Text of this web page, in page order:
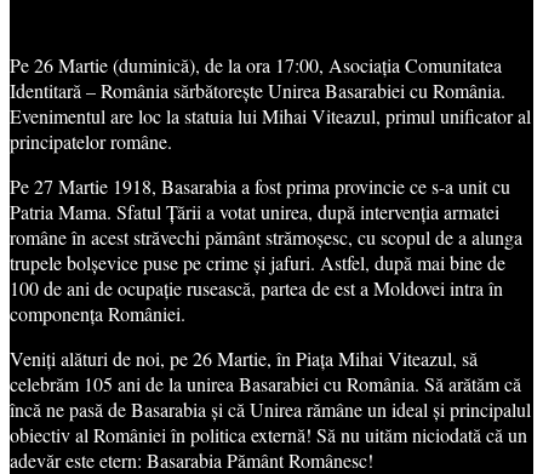
Pe 26 Martie (duminică), de la ora 17:00, Asociația Comunitatea
Identitară – România sărbătorește Unirea Basarabiei cu România.
Evenimentul are loc la statuia lui Mihai Viteazul, primul unificator al
principatelor române.
Pe 27 Martie 1918, Basarabia a fost prima provincie ce s-a unit cu
Patria Mama. Sfatul Țării a votat unirea, după intervenția armatei
române în acest străvechi pământ strămoșesc, cu scopul de a alunga
trupele bolșevice puse pe crime și jafuri. Astfel, după mai bine de
100 de ani de ocupație rusească, partea de est a Moldovei intra în
componența României.
Veniți alături de noi, pe 26 Martie, în Piața Mihai Viteazul, să
celebrăm 105 ani de la unirea Basarabiei cu România. Să arătăm că
încă ne pasă de Basarabia și că Unirea rămâne un ideal și principalul
obiectiv al României în politica externă! Să nu uităm niciodată că un
adevăr este etern: Basarabia Pământ Românesc!